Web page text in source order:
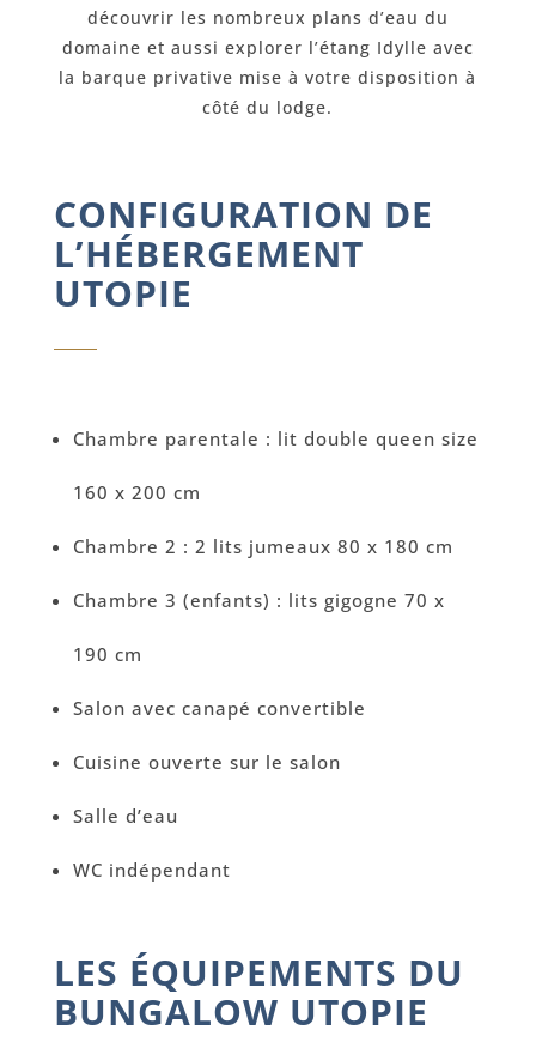
découvrir les nombreux plans d’eau du
domaine et aussi explorer l’étang Idylle avec
la barque privative mise à votre disposition à
côté du lodge.
CONFIGURATION DE
L’HÉBERGEMENT
UTOPIE
Chambre parentale : lit double queen size
160 x 200 cm
Chambre 2 : 2 lits jumeaux 80 x 180 cm
Chambre 3 (enfants) : lits gigogne 70 x
190 cm
Salon avec canapé convertible
Cuisine ouverte sur le salon
Salle d’eau
WC indépendant
LES ÉQUIPEMENTS DU
BUNGALOW UTOPIE